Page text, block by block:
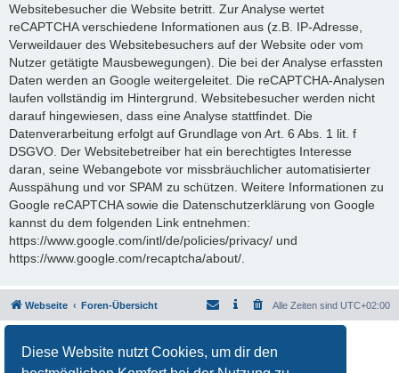
Diese Website nutzt Cookies, um dir den
Websitebesucher die Website betritt. Zur Analyse wertet
reCAPTCHA verschiedene Informationen aus (z.B. IP-Adresse,
Verweildauer des Websitebesuchers auf der Website oder vom
Nutzer getätigte Mausbewegungen). Die bei der Analyse erfassten
Daten werden an Google weitergeleitet. Die reCAPTCHA-Analysen
laufen vollständig im Hintergrund. Websitebesucher werden nicht
darauf hingewiesen, dass eine Analyse stattfindet. Die
Datenverarbeitung erfolgt auf Grundlage von Art. 6 Abs. 1 lit. f
DSGVO. Der Websitebetreiber hat ein berechtigtes Interesse
daran, seine Webangebote vor missbräuchlicher automatisierter
Ausspähung und vor SPAM zu schützen. Weitere Informationen zu
Google reCAPTCHA sowie die Datenschutzerklärung von Google
kannst du dem folgenden Link entnehmen:
https://www.google.com/intl/de/policies/privacy/ und
https://www.google.com/recaptcha/about/.
Webseite Foren-Übersicht Alle Zeiten sind UTC+02:00
Deutsche Übersetzung durchphpBB.de
Datenschutz|Nutzungsbedingungen